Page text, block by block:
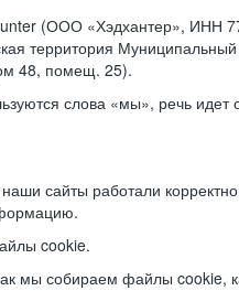
(ООО «Хэдхантер», ИНН
территория Муниципальный
48, помещ. 25).
слова «мы», речь
сайты работали
cookie.
мы собираем файлы cookie,